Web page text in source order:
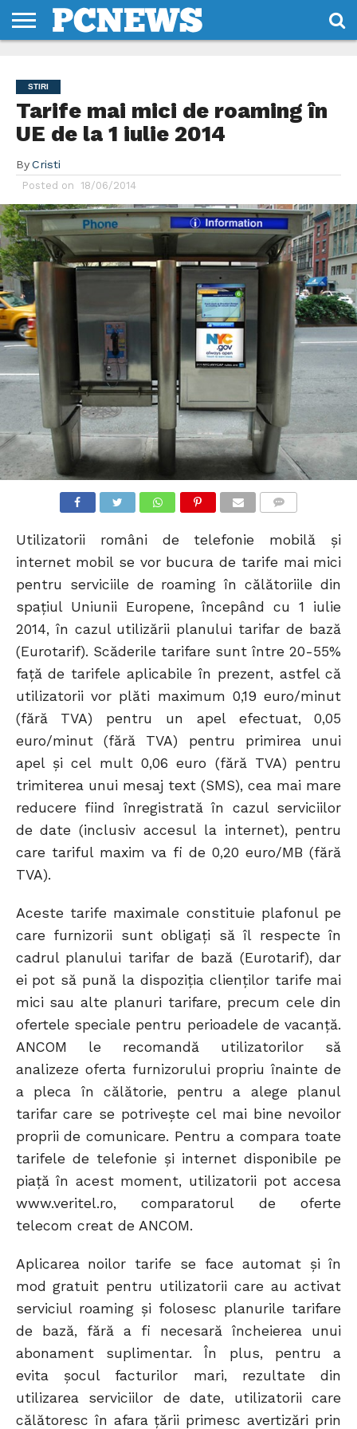
NOI
SI
CONDITII
STIRI
Tarife mai mici de roaming în
UE de la 1 iulie 2014
By Cristi
Posted on 18/06/2014
Utilizatorii români de telefonie mobilă și
internet mobil se vor bucura de tarife mai mici
pentru serviciile de roaming în călătoriile din
spațiul Uniunii Europene, începând cu 1 iulie
2014, în cazul utilizării planului tarifar de bază
(Eurotarif). Scăderile tarifare sunt între 20-55%
față de tarifele aplicabile în prezent, astfel că
utilizatorii vor plăti maximum 0,19 euro/minut
(fără TVA) pentru un apel efectuat, 0,05
euro/minut (fără TVA) pentru primirea unui
apel și cel mult 0,06 euro (fără TVA) pentru
trimiterea unui mesaj text (SMS), cea mai mare
reducere fiind înregistrată în cazul serviciilor
de date (inclusiv accesul la internet), pentru
care tariful maxim va fi de 0,20 euro/MB (fără
TVA).
Aceste tarife maximale constituie plafonul pe
care furnizorii sunt obligaţi să îl respecte în
cadrul planului tarifar de bază (Eurotarif), dar
ei pot să pună la dispoziția clienților tarife mai
mici sau alte planuri tarifare, precum cele din
ofertele speciale pentru perioadele de vacanţă.
ANCOM le recomandă utilizatorilor să
analizeze oferta furnizorului propriu înainte de
a pleca în călătorie, pentru a alege planul
tarifar care se potriveşte cel mai bine nevoilor
proprii de comunicare. Pentru a compara toate
tarifele de telefonie și internet disponibile pe
piață în acest moment, utilizatorii pot accesa
www.veritel.ro, comparatorul de oferte
telecom creat de ANCOM.
Aplicarea noilor tarife se face automat şi în
mod gratuit pentru utilizatorii care au activat
serviciul roaming şi folosesc planurile tarifare
de bază, fără a fi necesară încheierea unui
abonament suplimentar. În plus, pentru a
evita şocul facturilor mari, rezultate din
utilizarea serviciilor de date, utilizatorii care
călătoresc în afara țării primesc avertizări prin